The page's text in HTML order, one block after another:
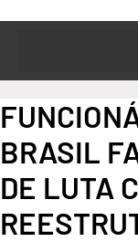
BRASIL
DE LUTA